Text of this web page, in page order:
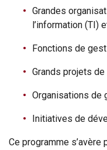
Grandes
l’information (TI)
Fonctions de
Grands projets de
Organisations de
Initiatives de
Ce programme